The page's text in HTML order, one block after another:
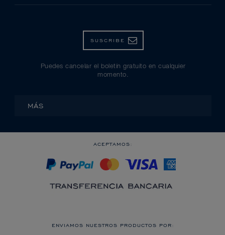
SUSCRIBE
Puedes cancelar el boletín gratuito en cualquier
momento.
MÁS
ACEPTAMOS:
ENVIAMOS NUESTROS PRODUCTOS POR: